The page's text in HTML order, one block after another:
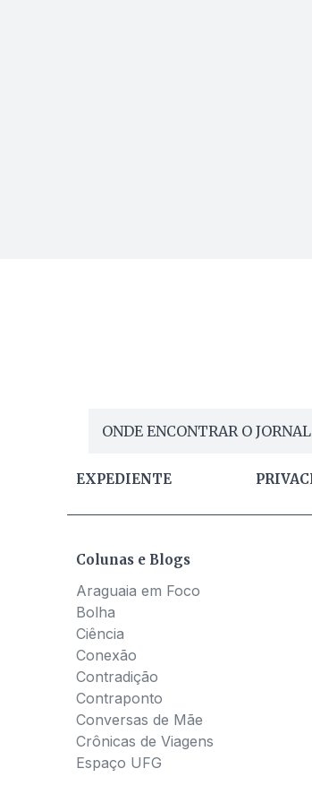
ONDE ENCONTRAR O
EXPEDIENTE
Colunas e Blogs
Araguaia em Foco
Bolha
Ciência
Conexão
Contradição
Contraponto
Conversas de Mãe
Crônicas de Viagens
Espaço UFG